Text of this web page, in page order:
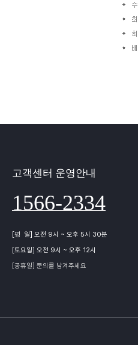
고객센터 운영안내
1566-2334
[평 일] 오전 9시 ~ 오후 5시 30분
[토요일] 오전 9시 ~ 오후 12시
[공휴일] 문의를 남겨주세요